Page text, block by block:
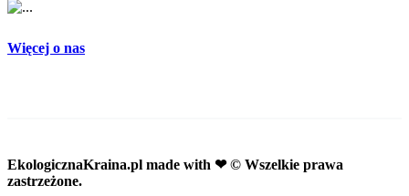
Więcej o nas
EkologicznaKraina.pl made with ❤ © Wszelkie prawa
zastrzeżone.